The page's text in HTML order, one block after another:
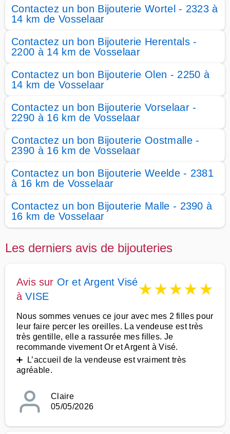
Contactez un bon Bijouterie Wortel - 2323 à
14 km de Vosselaar
Contactez un bon Bijouterie Herentals -
2200 à 14 km de Vosselaar
Contactez un bon Bijouterie Olen - 2250 à
14 km de Vosselaar
Contactez un bon Bijouterie Vorselaar -
2290 à 16 km de Vosselaar
Contactez un bon Bijouterie Oostmalle -
2390 à 16 km de Vosselaar
Contactez un bon Bijouterie Weelde - 2381
à 16 km de Vosselaar
Contactez un bon Bijouterie Malle - 2390 à
16 km de Vosselaar
Les derniers avis de bijouteries
Avis sur Or et Argent Visé
àVISE ★★★★★
Nous sommes venues ce jour avec mes 2 filles pour
leur faire percer les oreilles. La vendeuse est très
très gentille, elle a rassurée mes filles. Je
recommande vivement Or et Argent à Visé.
➕ L’accueil de la vendeuse est vraiment très
agréable.
Claire
05/05/2026